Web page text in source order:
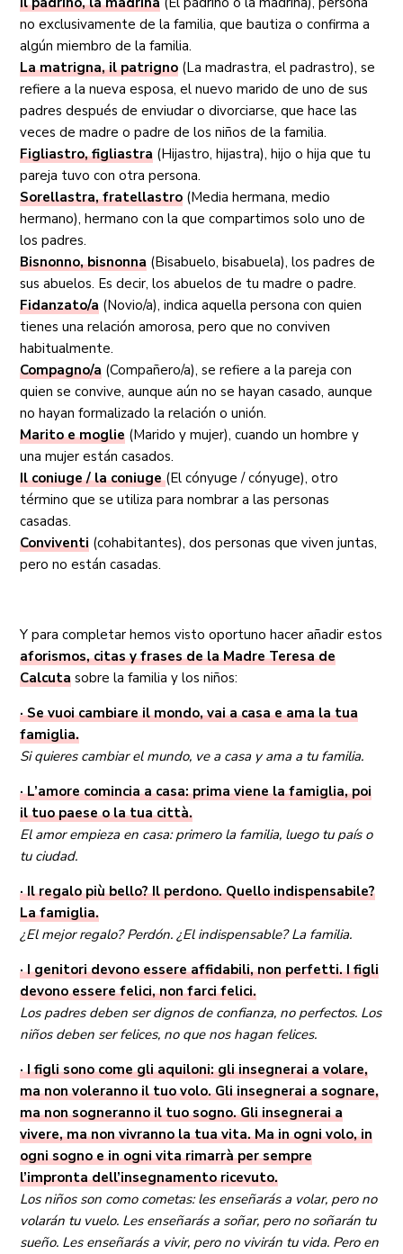
no exclusivamente de la familia, que bautiza o confirma a
algún miembro de la familia.
La matrigna, il patrigno (La madrastra, el padrastro), se
refiere a la nueva esposa, el nuevo marido de uno de sus
padres después de enviudar o divorciarse, que hace las
veces de madre o padre de los niños de la familia.
Figliastro, figliastra (Hijastro, hijastra), hijo o hija que tu
pareja tuvo con otra persona.
Sorellastra, fratellastro (Media hermana, medio
hermano), hermano con la que compartimos solo uno de
los padres.
Bisnonno, bisnonna (Bisabuelo, bisabuela), los padres de
sus abuelos. Es decir, los abuelos de tu madre o padre.
Fidanzato/a (Novio/a), indica aquella persona con quien
tienes una relación amorosa, pero que no conviven
habitualmente.
Compagno/a (Compañero/a), se refiere a la pareja con
quien se convive, aunque aún no se hayan casado, aunque
no hayan formalizado la relación o unión.
Marito e moglie (Marido y mujer), cuando un hombre y
una mujer están casados.
Il coniuge / la coniuge(El cónyuge / cónyuge), otro
término que se utiliza para nombrar a las personas
casadas.
Conviventi (cohabitantes), dos personas que viven juntas,
pero no están casadas.
Y para completar hemos visto oportuno hacer añadir estos
aforismos, citas y frases de la Madre Teresa de
Calcuta sobre la familia y los niños:
· Se vuoi cambiare il mondo, vai a casa e ama la tua
famiglia.
Si quieres cambiar el mundo, ve a casa y ama a tu familia.
· L’amore comincia a casa: prima viene la famiglia, poi
il tuo paese o la tua città.
El amor empieza en casa: primero la familia, luego tu país o
tu ciudad.
· Il regalo più bello? Il perdono. Quello indispensabile?
La famiglia.
¿El mejor regalo? Perdón. ¿El indispensable? La familia.
· I genitori devono essere affidabili, non perfetti. I figli
devono essere felici, non farci felici.
Los padres deben ser dignos de confianza, no perfectos. Los
niños deben ser felices, no que nos hagan felices.
· I figli sono come gli aquiloni: gli insegnerai a volare,
ma non voleranno il tuo volo. Gli insegnerai a sognare,
ma non sogneranno il tuo sogno. Gli insegnerai a
vivere, ma non vivranno la tua vita. Ma in ogni volo, in
ogni sogno e in ogni vita rimarrà per sempre
l’impronta dell’insegnamento ricevuto.
Los niños son como cometas: les enseñarás a volar, pero no
volarán tu vuelo. Les enseñarás a soñar, pero no soñarán tu
sueño. Les enseñarás a vivir, pero no vivirán tu vida. Pero en